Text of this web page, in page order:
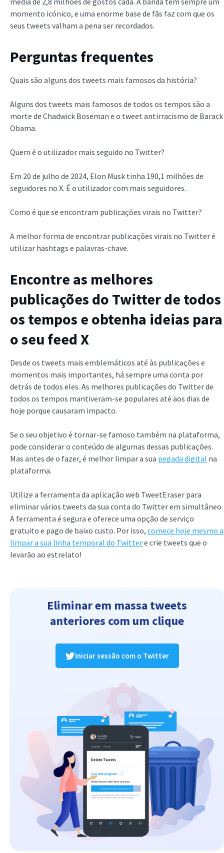
momento icónico, e uma enorme base de fãs faz com que os
seus tweets valham a pena ser recordados.
Perguntas frequentes
Quais são alguns dos tweets mais famosos da história?
Alguns dos tweets mais famosos de todos os tempos são a
morte de Chadwick Boseman e o tweet antirracismo de Barack
Obama.
Quem é o utilizador mais seguido no Twitter?
Em 20 de julho de 2024, Elon Musk tinha 190,1 milhões de
seguidores no X. É o utilizador com mais seguidores.
Como é que se encontram publicações virais no Twitter?
A melhor forma de encontrar publicações virais no Twitter é
utilizar hashtags e palavras-chave.
Encontre as melhores
publicações do Twitter de todos
os tempos e obtenha ideias para
o seu feed X
Desde os tweets mais emblemáticos até às publicações e
momentos mais importantes, há sempre uma conta por
detrás de todos eles. As melhores publicações do Twitter de
todos os tempos mantiveram-se populares até aos dias de
hoje porque causaram impacto.
Se o seu objetivo é tornar-se famoso também na plataforma,
pode considerar o conteúdo de algumas dessas publicações.
Mas antes de o fazer, é melhor limpar a sua pegada digital na
plataforma.
Utilize a ferramenta da aplicação web TweetEraser para
eliminar vários tweets da sua conta do Twitter em simultâneo.
A ferramenta é segura e oferece uma opção de serviço
gratuito e pago de baixo custo. Por isso, comece hoje mesmo a
limpar a sua linha temporal do Twittere crie tweets que o
levarão ao estrelato!
Eliminar em massa tweets
anteriores com um clique
Iniciar sessão com o Twitter